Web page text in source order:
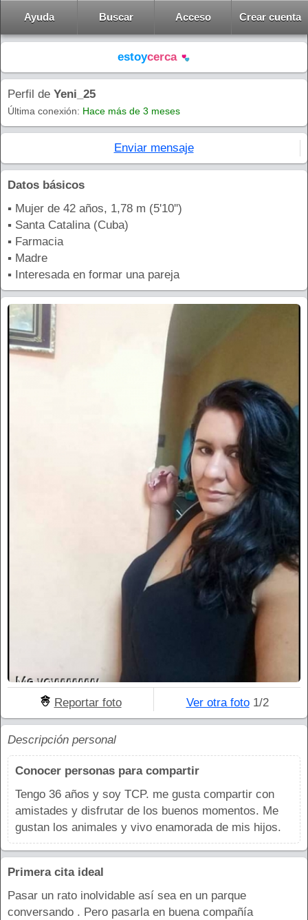
Ayuda Buscar Acceso Crear cuenta
estoycerca
Perfil de Yeni_25
Última conexión: Hace más de 3 meses
Enviar mensaje
Datos básicos
▪ Mujer de 42 años, 1,78 m (5'10'')
▪ Santa Catalina (Cuba)
▪ Farmacia
▪ Madre
▪ Interesada en formar una pareja
Reportar foto Ver otra foto1/2
Descripción personal
Conocer personas para compartir
Tengo 36 años y soy TCP. me gusta compartir con
amistades y disfrutar de los buenos momentos. Me
gustan los animales y vivo enamorada de mis hijos.
Primera cita ideal
Pasar un rato inolvidable así sea en un parque
conversando . Pero pasarla en buena compañía